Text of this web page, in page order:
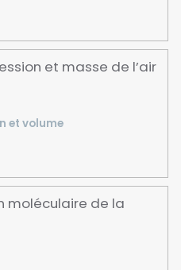
et masse de l’air
et volume
moléculaire de la